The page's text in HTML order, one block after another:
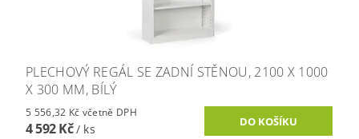
PLECHOVÝ REGÁL SE ZADNÍ STĚNOU, 2100 X 1000
X 300 MM, BÍLÝ
5 556,32 Kč včetně DPH
4 592 Kč/ ks